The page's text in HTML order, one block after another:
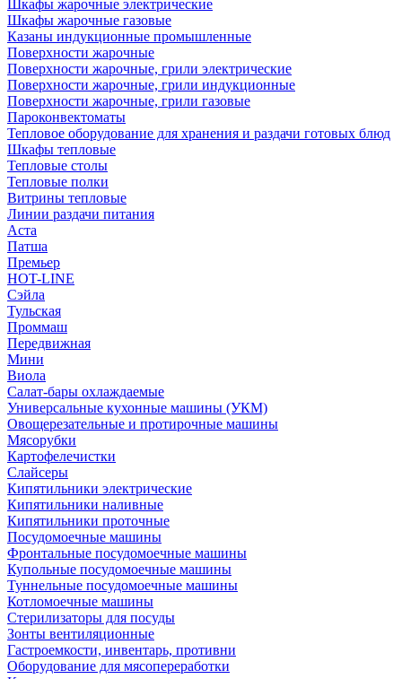
Шкафы жарочные электрические
Шкафы жарочные газовые
Казаны индукционные промышленные
Поверхности жарочные
Поверхности жарочные, грили электрические
Поверхности жарочные, грили индукционные
Поверхности жарочные, грили газовые
Пароконвектоматы
Тепловое оборудование для хранения и раздачи готовых блюд
Шкафы тепловые
Тепловые столы
Тепловые полки
Витрины тепловые
Линии раздачи питания
Аста
Патша
Премьер
HOT-LINE
Сэйла
Тульская
Проммаш
Передвижная
Мини
Виола
Салат-бары охлаждаемые
Универсальные кухонные машины (УКМ)
Овощерезательные и протирочные машины
Мясорубки
Картофелечистки
Слайсеры
Кипятильники электрические
Кипятильники наливные
Кипятильники проточные
Посудомоечные машины
Фронтальные посудомоечные машины
Купольные посудомоечные машины
Туннельные посудомоечные машины
Котломоечные машины
Стерилизаторы для посуды
Зонты вентиляционные
Гастроемкости, инвентарь, противни
Оборудование для мясопереработки